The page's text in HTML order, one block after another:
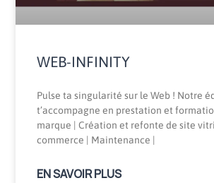
WEB-INFINITY
Pulse ta singularité sur le Web ! Notre
t’accompagne en prestation et
marque | Création et refonte de site
commerce | Maintenance |
EN SAVOIR PLUS